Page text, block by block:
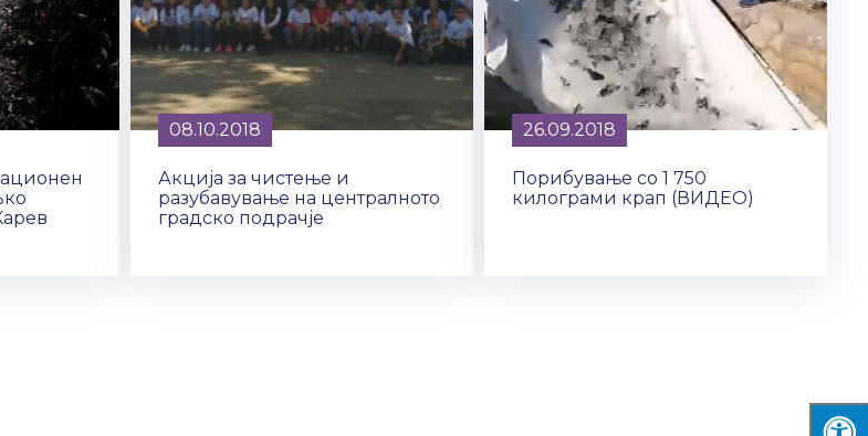
08.10.2018
Акција за чистење и
разубавување на централното
градско подрачје
26.09.2018
Порибување со 1 750
килограми крап (ВИДЕО)